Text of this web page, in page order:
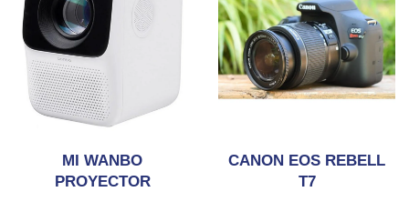
MI WANBO
PROYECTOR
CANON EOS REBELL
T7